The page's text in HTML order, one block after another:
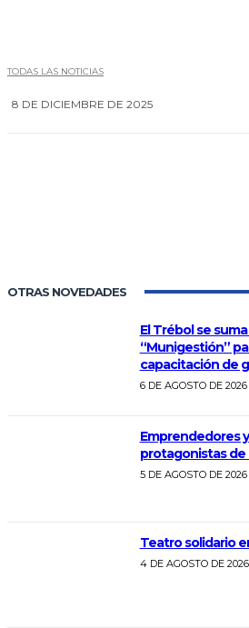
TODAS LAS NOTICIAS
8 DE DICIEMBRE DE 2025
OTRAS NOVEDADES
El Trébol se
“Munigestión”
capacitación de
6 DE AGOSTO DE 2026
Emprendedores
protagonistas de
5 DE AGOSTO DE 2026
Teatro solidario
4 DE AGOSTO DE 2026